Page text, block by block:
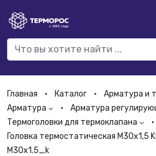
Главная Каталог
Арматура и
Арматура
Арматура
Термоголовки для термоклапана
Головка термостатическая М30х1,5
M30x1.5_k